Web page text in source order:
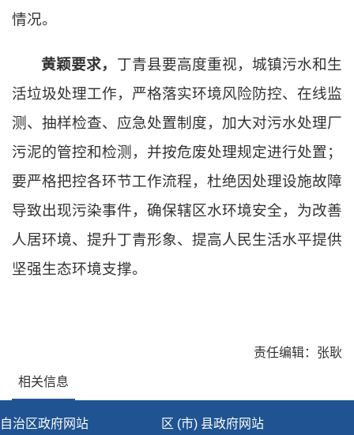
情况。
黄颖要求， 丁青县要高度重视，城镇污水和生
活垃圾处理工作，严格落实环境风险防控、在线监
测、抽样检查、应急处置制度，加大对污水处理厂
污泥的管控和检测，并按危废处理规定进行处置；
要严格把控各环节工作流程，杜绝因处理设施故障
导致出现污染事件，确保辖区水环境安全，为改善
人居环境、提升丁青形象、提高人民生活水平提供
坚强生态环境支撑。
责任编辑：张耿
相关信息
自治区政府网站 区 (市) 县政府网站